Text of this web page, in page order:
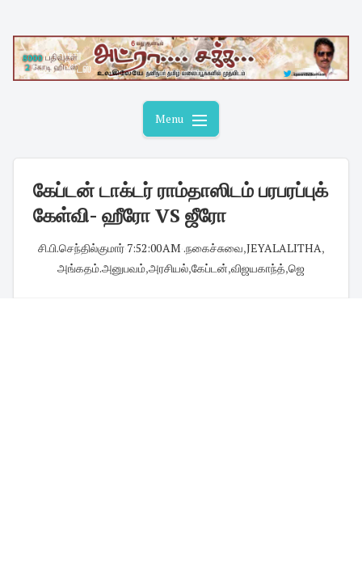
content
Menu
கேப்டன் டாக்டர் ராம்தாஸிடம் பரபரப்புக்
கேள்வி- ஹீரோ VS ஜீரோ
சி.பி.செந்தில்குமார்· 7:52:00 AM .நகைச்சுவை,JEYALALITHA,
அங்கதம்.அனுபவம்,அரசியல்,கேப்டன்,விஜயகாந்த்,ஜெ